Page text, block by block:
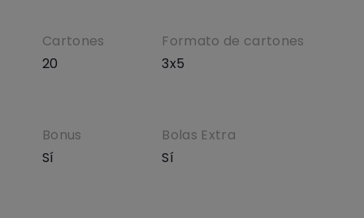
Cartones
20
Formato de cartones
3x5
Bonus
Sí
Bolas Extra
Sí